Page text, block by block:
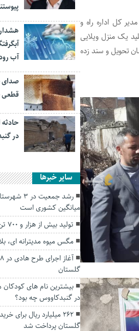
کل اداره راه و
یک منزل ویلایی
تحویل و سند زده
آب
صدای
قطعی
در
سایر خبرها
رشد جمعیت
میانگین کشوری است
تولید بیش از هزار و ۷۰۰ تن قارچ در گلستان
مگس میوه مدیترانه ای،
گلستان
در گنبدکاووس چه بود؟
۲۶۲ میلیارد ریال
گلستان پرداخت شد